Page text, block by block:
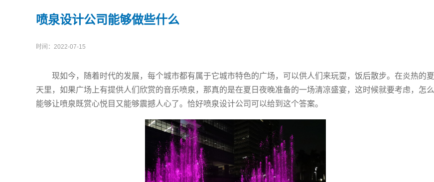
喷泉设计公司能够做些什么
时间： 2022-07-15
现如今，随着时代的发展，每个城市都有属于它城市特色的广场，可以供人们来玩耍，饭后散步。在炎热的夏
天里，如果广场上有提供人们欣赏的音乐喷泉，那真的是在夏日夜晚准备的一场清凉盛宴，这时候就要考虑，怎么
能够让喷泉既赏心悦目又能够震撼人心了。恰好喷泉设计公司可以给到这个答案。